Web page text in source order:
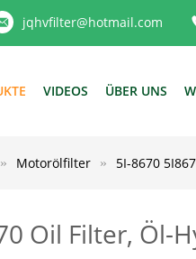
jqhvfilter@hotmail.com
VIDEOS ÜBER UNS
Motorölfilter 5I-8670
Oil Filter, Öl-